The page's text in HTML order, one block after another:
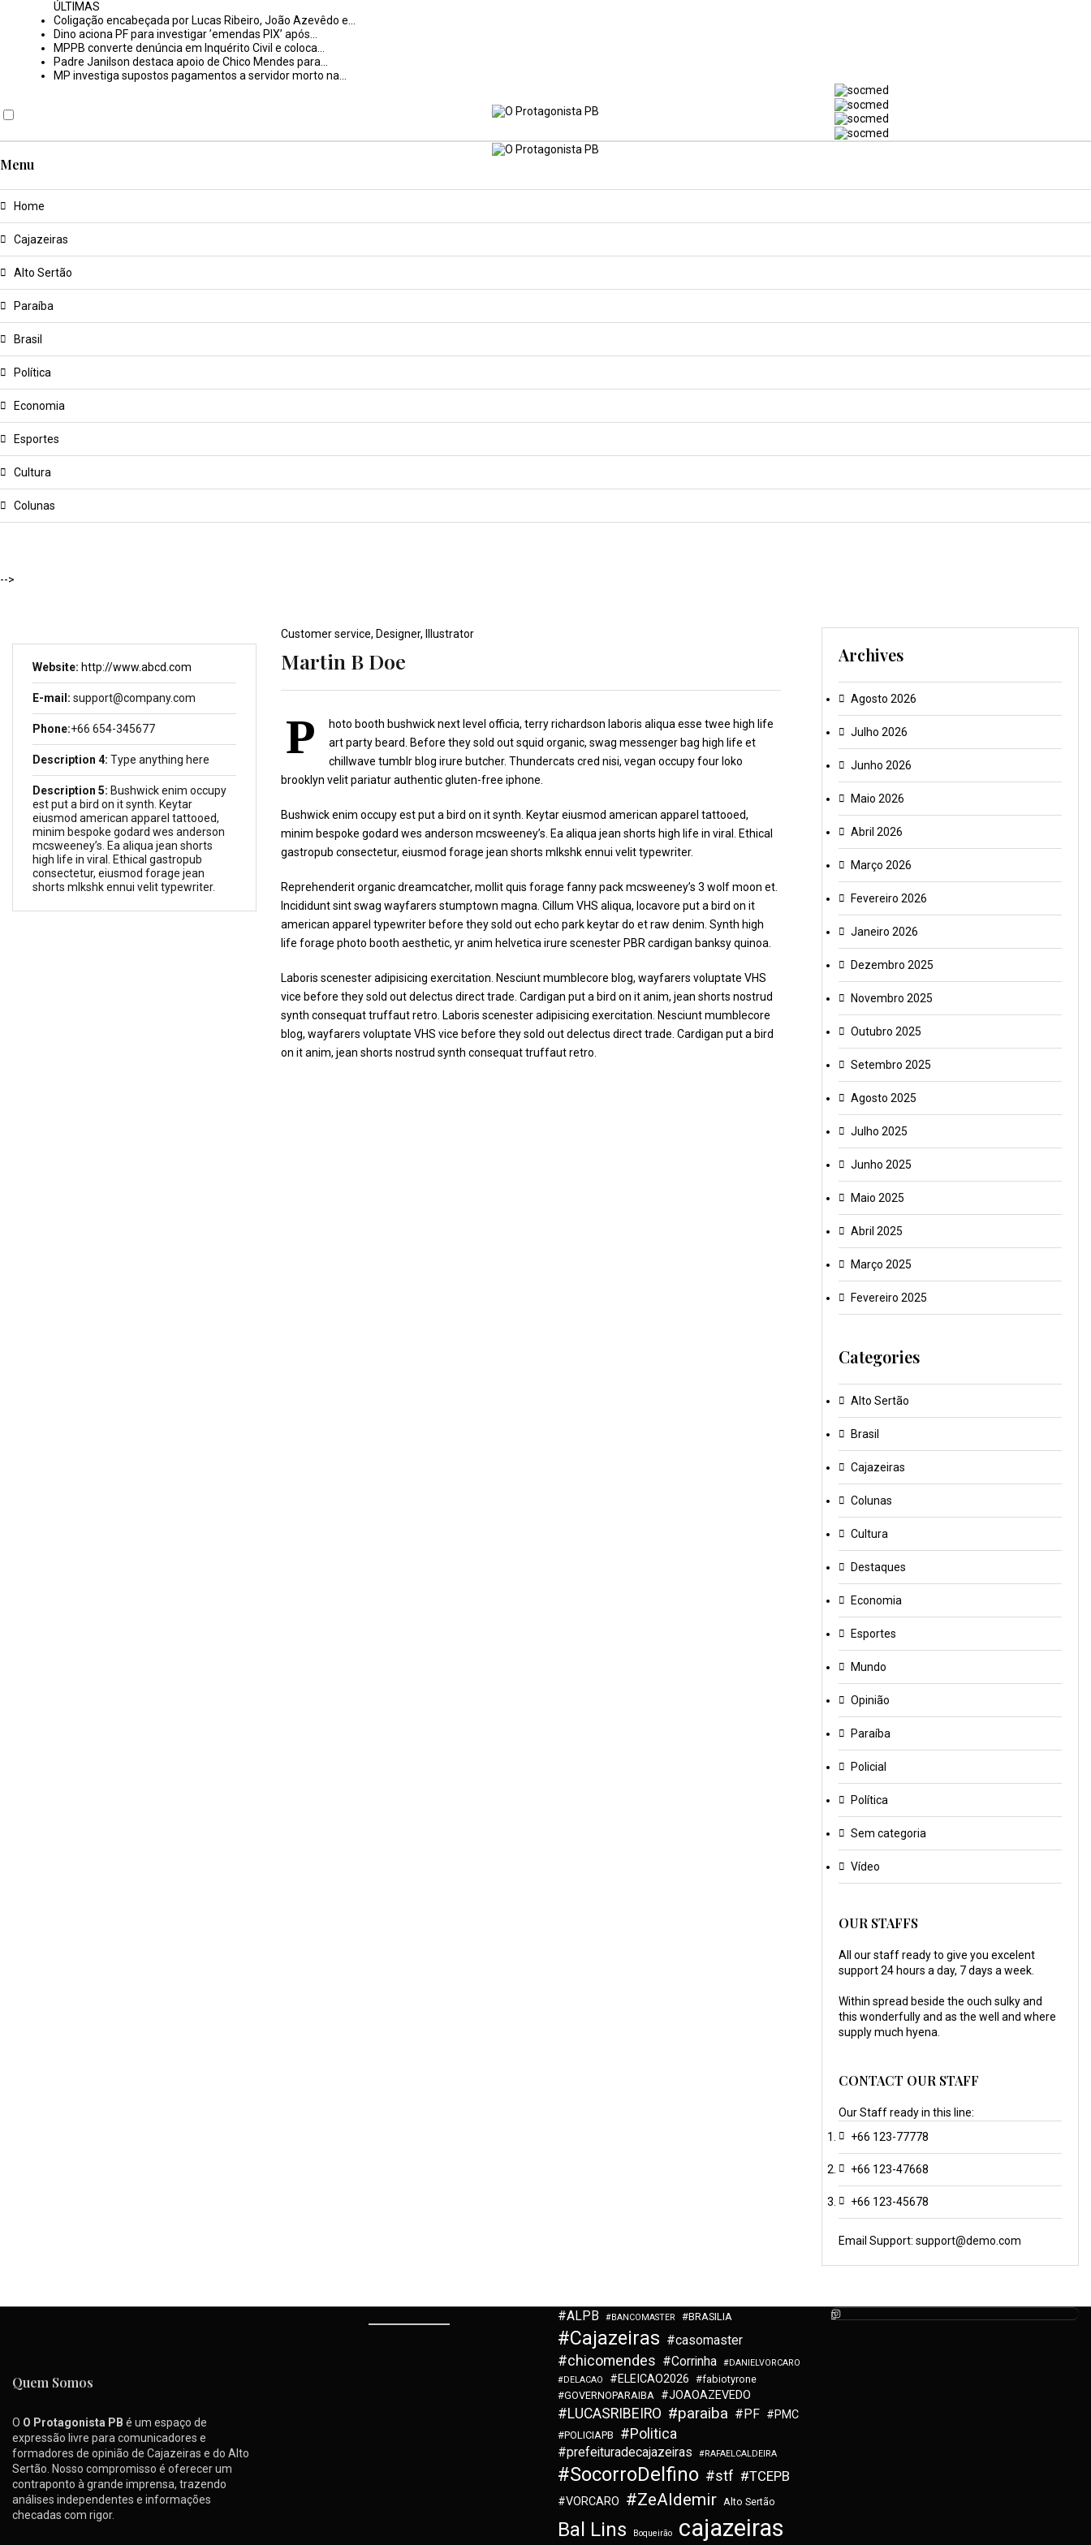
ÚLTIMAS
Coligação encabeçada por Lucas Ribeiro, João Azevêdo e…
Dino aciona PF para investigar ’emendas PIX’ após…
MPPB converte denúncia em Inquérito Civil e coloca…
Padre Janilson destaca apoio de Chico Mendes para…
MP investiga supostos pagamentos a servidor morto na…
Menu
Home
Cajazeiras
Alto Sertão
Paraíba
Brasil
Política
Economia
Esportes
Cultura
Colunas
-->
Website: http://www.abcd.com
E-mail:support@company.com
Phone:+66 654-345677
Description 4:Type anything here
Description 5: Bushwick enim occupy
est put a bird on it synth. Keytar
eiusmod american apparel tattooed,
minim bespoke godard wes anderson
mcsweeney’s. Ea aliqua jean shorts
high life in viral. Ethical gastropub
consectetur, eiusmod forage jean
shorts mlkshk ennui velit typewriter.
Customer service, Designer, Illustrator
Martin B Doe
P
hoto booth bushwick next level officia, terry richardson laboris aliqua esse twee high life
art party beard. Before they sold out squid organic, swag messenger bag high life et
chillwave tumblr blog irure butcher. Thundercats cred nisi, vegan occupy four loko
brooklyn velit pariatur authentic gluten-free iphone.
Bushwick enim occupy est put a bird on it synth. Keytar eiusmod american apparel tattooed,
minim bespoke godard wes anderson mcsweeney’s. Ea aliqua jean shorts high life in viral. Ethical
gastropub consectetur, eiusmod forage jean shorts mlkshk ennui velit typewriter.
Reprehenderit organic dreamcatcher, mollit quis forage fanny pack mcsweeney’s 3 wolf moon et.
Incididunt sint swag wayfarers stumptown magna. Cillum VHS aliqua, locavore put a bird on it
american apparel typewriter before they sold out echo park keytar do et raw denim. Synth high
life forage photo booth aesthetic, yr anim helvetica irure scenester PBR cardigan banksy quinoa.
Laboris scenester adipisicing exercitation. Nesciunt mumblecore blog, wayfarers voluptate VHS
vice before they sold out delectus direct trade. Cardigan put a bird on it anim, jean shorts nostrud
synth consequat truffaut retro. Laboris scenester adipisicing exercitation. Nesciunt mumblecore
blog, wayfarers voluptate VHS vice before they sold out delectus direct trade. Cardigan put a bird
on it anim, jean shorts nostrud synth consequat truffaut retro.
Archives
Agosto 2026
Julho 2026
Junho 2026
Maio 2026
Abril 2026
Março 2026
Fevereiro 2026
Janeiro 2026
Dezembro 2025
Novembro 2025
Outubro 2025
Setembro 2025
Agosto 2025
Julho 2025
Junho 2025
Maio 2025
Abril 2025
Março 2025
Fevereiro 2025
Categories
Alto Sertão
Brasil
Cajazeiras
Colunas
Cultura
Destaques
Economia
Esportes
Mundo
Opinião
Paraíba
Policial
Política
Sem categoria
Vídeo
OUR STAFFS
All our staff ready to give you excelent
support 24 hours a day, 7 days a week.
Within spread beside the ouch sulky and
this wonderfully and as the well and where
supply much hyena.
CONTACT OUR STAFF
Our Staff ready in this line:
+66 123-77778
+66 123-47668
+66 123-45678
Email Support:support@demo.com
Quem Somos
O O Protagonista PB é um espaço de
expressão livre para comunicadores e
formadores de opinião de Cajazeiras e do Alto
Sertão. Nosso compromisso é oferecer um
contraponto à grande imprensa, trazendo
análises independentes e informações
checadas com rigor.
#ALPB #BANCOMASTER #BRASILIA
#Cajazeiras #casomaster
#chicomendes #Corrinha
#DANIELVORCARO
#DELACAO
#ELEICAO2026 #fabiotyrone
#GOVERNOPARAIBA
#JOAOAZEVEDO
#LUCASRIBEIRO #paraiba #PF #PMC
#POLICIAPB #Politica
#prefeituradecajazeiras #RAFAELCALDEIRA
#SocorroDelfino #stf #TCEPB
#VORCARO #ZeAldemir Alto Sertão
Bal Lins Boqueirão cajazeiras